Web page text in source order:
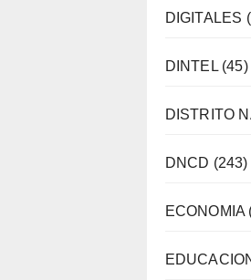
DIGITALES
DINTEL(45)
DISTRITO
DNCD (243)
ECONOMIA